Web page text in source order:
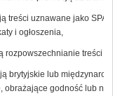
treści uznawane jako
i ogłoszenia,
rozpowszechnianie treści
brytyjskie lub
obrażające godność lub